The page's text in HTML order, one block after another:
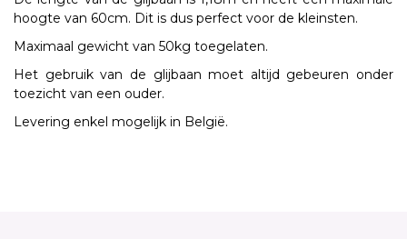
hoogte van 60cm. Dit is dus perfect voor de kleinsten.
Maximaal gewicht van 50kg toegelaten.
Het gebruik van de glijbaan moet altijd gebeuren onder
toezicht van een ouder.
Levering enkel mogelijk in België.